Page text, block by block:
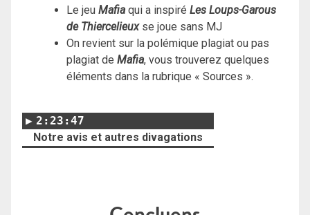
Le jeu Mafia qui a inspiré Les Loups-Garous
de Thiercelieuxse joue sans MJ
On revient sur la polémique plagiat ou pas
plagiat de Mafia, vous trouverez quelques
éléments dans la rubrique « Sources ».
2:23:47
Notre avis et autres divagations